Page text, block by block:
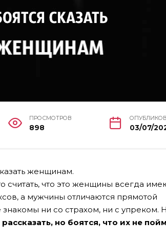
ПРОСМОТРОВ
898 03/07/
женщинам.
считать, что это женщины всегда
а мужчины отличаются прямотой
ни со страхом, ни с упреком.
но боятся, что их не